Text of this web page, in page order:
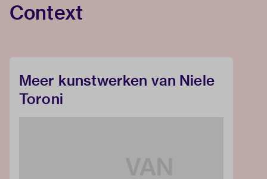
Context
Meer kunstwerken van Niele
Toroni